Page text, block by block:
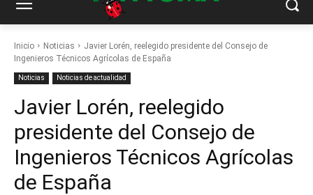
Inicio Noticias
Javier Lorén, reelegido presidente del Consejo de
Ingenieros Técnicos Agrícolas de España
Noticias Noticias de actualidad
Javier Lorén, reelegido
presidente del Consejo de
Ingenieros Técnicos Agrícolas
de España